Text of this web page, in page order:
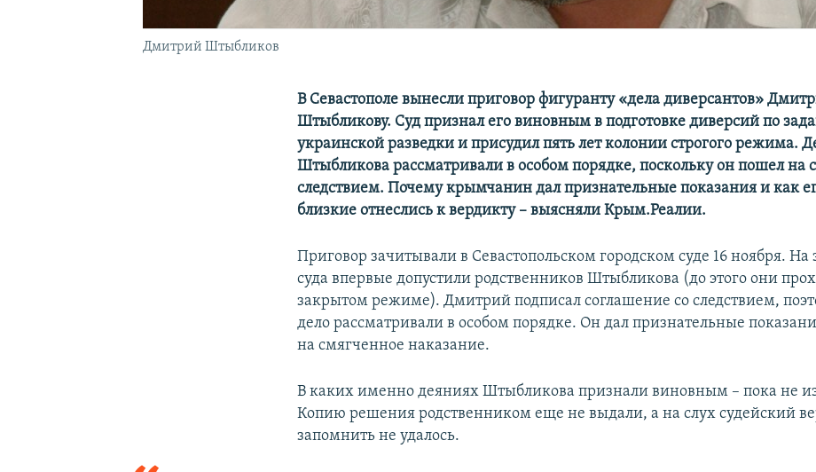
Дмитрий Штыбликов
В Севастополе вынесли приговор фигуранту «дела диверсантов»
Штыбликову. Суд признал его виновным в подготовке диверсий по
украинской разведки и присудил пять лет колонии строгого режима.
Штыбликова рассматривали в особом порядке, поскольку он пошел на
следствием. Почему крымчанин дал признательные показания и как
близкие отнеслись к вердикту – выясняли Крым.Реалии.
Приговор зачитывали в Севастопольском городском суде 16 ноября. На
суда впервые допустили родственников Штыбликова (до этого они
закрытом режиме). Дмитрий подписал соглашение со следствием,
дело рассматривали в особом порядке. Он дал признательные
на смягченное наказание.
В каких именно деяниях Штыбликова признали виновным – пока не
Копию решения родственником еще не выдали, а на слух судейский
запомнить не удалось.